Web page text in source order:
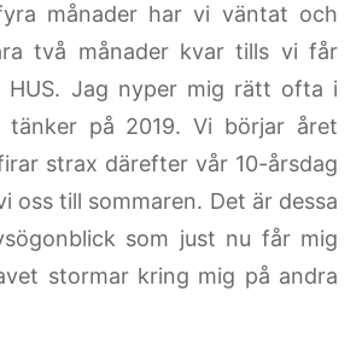
månader har vi väntat och
två månader kvar tills vi får
HUS. Jag nyper mig rätt ofta i
tänker på 2019. Vi börjar året
strax därefter vår 10-årsdag
oss till sommaren. Det är dessa
som just nu får mig
stormar kring mig på andra